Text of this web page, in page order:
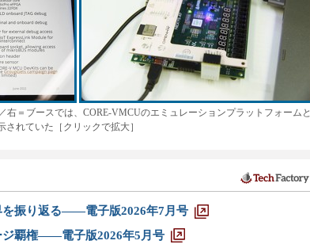
右＝ブースでは、CORE-VMCUのエミュレーションプラットフォームと
されていた［クリックで拡大］
を振り返る――電子版2026年7月号
ジ覇権――電子版2026年5月号